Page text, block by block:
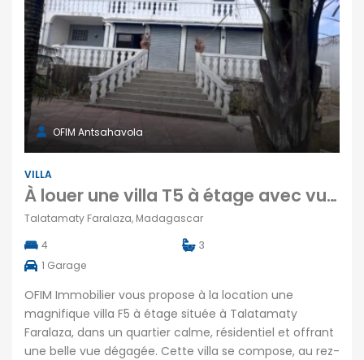
OFIM Antsahavola
VILLA
À louer une villa T5 à étage avec vue dégagée situé dans un quartier calme et résidentiel à Talatamaty Madagascar
Talatamaty Faralaza, Madagascar
4
3
1 Garage
OFIM Immobilier vous propose à la location une
magnifique villa F5 à étage située à Talatamaty
Faralaza, dans un quartier calme, résidentiel et offrant
une belle vue dégagée. Cette villa se compose, au rez-